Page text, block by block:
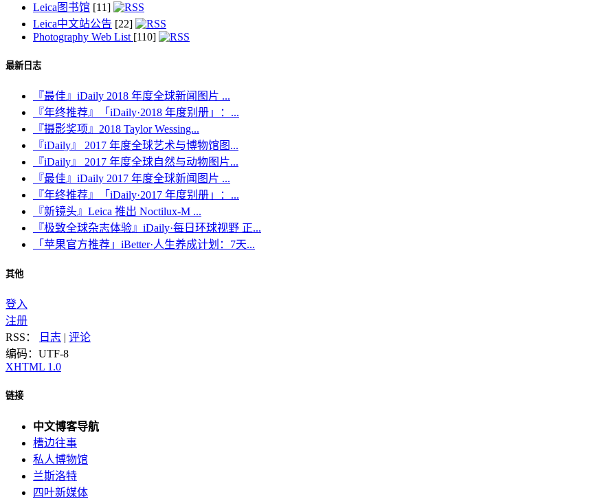
Leica图书馆 [11]
Leica中文站公告 [22]
Photography Web List [110]
最新日志
『最佳』iDaily 2018 年度全球新闻图片 ...
『年终推荐』「iDaily·2018 年度别册」：...
『摄影奖项』2018 Taylor Wessing...
『iDaily』 2017 年度全球艺术与博物馆图...
『iDaily』 2017 年度全球自然与动物图片...
『最佳』iDaily 2017 年度全球新闻图片 ...
『年终推荐』「iDaily·2017 年度别册」：...
『新镜头』Leica 推出 Noctilux-M ...
『极致全球杂志体验』iDaily·每日环球视野 正...
「苹果官方推荐」iBetter·人生养成计划：7天...
其他
登入
注册
RSS：
日志 | 评论
编码：UTF-8
XHTML 1.0
链接
中文博客导航
槽边往事
私人博物馆
兰斯洛特
四叶新媒体